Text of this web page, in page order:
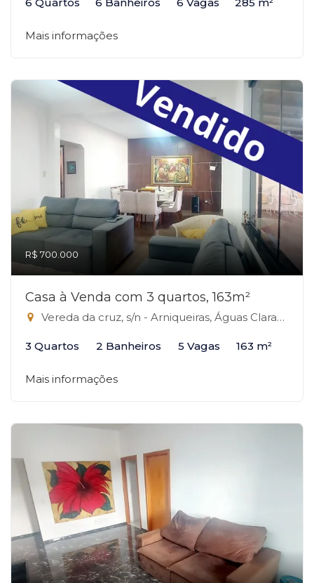
Mais informações
R$ 700.000
Casa à Venda com 3 quartos, 163m²
Vereda da cruz, s/n - Arniqueiras, Águas Claras-DF
3 Quartos 2 Banheiros 5 Vagas 163 m²
Mais informações